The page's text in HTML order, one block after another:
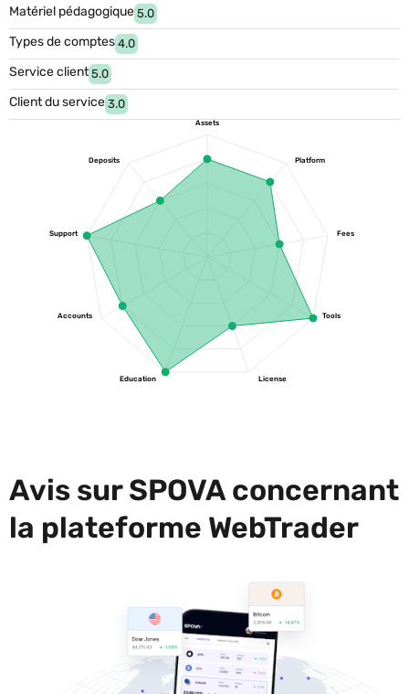
Matériel pédagogique 5.0
Types de comptes 4.0
Service client 5.0
Client du service 3.0
Assets
Platform
Fees
Tools
License
Education
Accounts
Support
Deposits
Avis sur SPOVA concernant
la plateforme WebTrader